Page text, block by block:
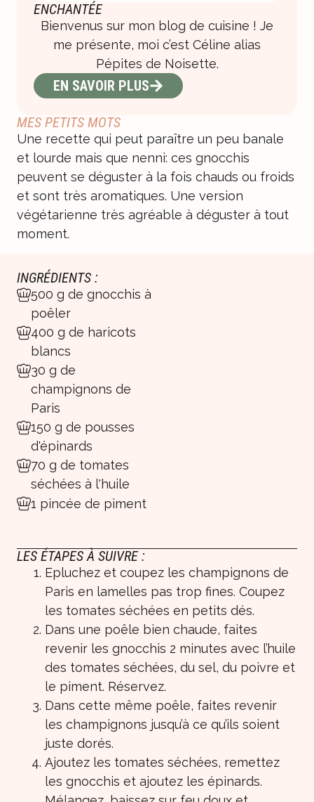
MES PETITS MOTS
Une recette qui peut paraître un peu banale
et lourde mais que nenni: ces gnocchis
peuvent se déguster à la fois chauds ou froids
et sont très aromatiques. Une version
végétarienne très agréable à déguster à tout
moment.
ENCHANTÉE
Bienvenus sur mon blog de cuisine ! Je
me présente, moi c’est Céline alias
Pépites de Noisette.
EN SAVOIR PLUS
INGRÉDIENTS :
500 g de gnocchis à
poêler
400 g de haricots
blancs
30 g de
champignons de
Paris
150 g de pousses
d'épinards
70 g de tomates
séchées à l'huile
1 pincée de piment
LES ÉTAPES À SUIVRE :
Epluchez et coupez les champignons de
Paris en lamelles pas trop fines. Coupez
les tomates séchées en petits dés.
Dans une poêle bien chaude, faites
revenir les gnocchis 2 minutes avec l’huile
des tomates séchées, du sel, du poivre et
le piment. Réservez.
Dans cette même poêle, faites revenir
les champignons jusqu’à ce qu’ils soient
juste dorés.
Ajoutez les tomates séchées, remettez
les gnocchis et ajoutez les épinards.